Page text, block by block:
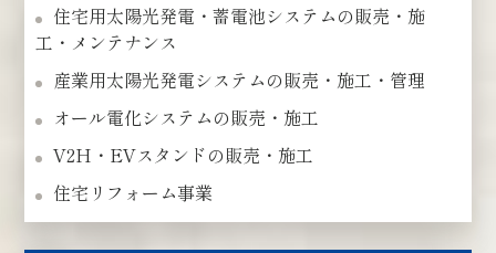
住宅用太陽光発電・蓄電池システムの販売・施
工・メンテナンス
産業用太陽光発電システムの販売・施工・管理
オール電化システムの販売・施工
V2H・EVスタンドの販売・施工
住宅リフォーム事業